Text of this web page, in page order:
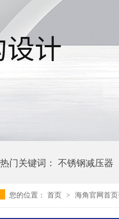
热门关键词： 不锈钢减压器
您的位置： 首页 > 海角官网首